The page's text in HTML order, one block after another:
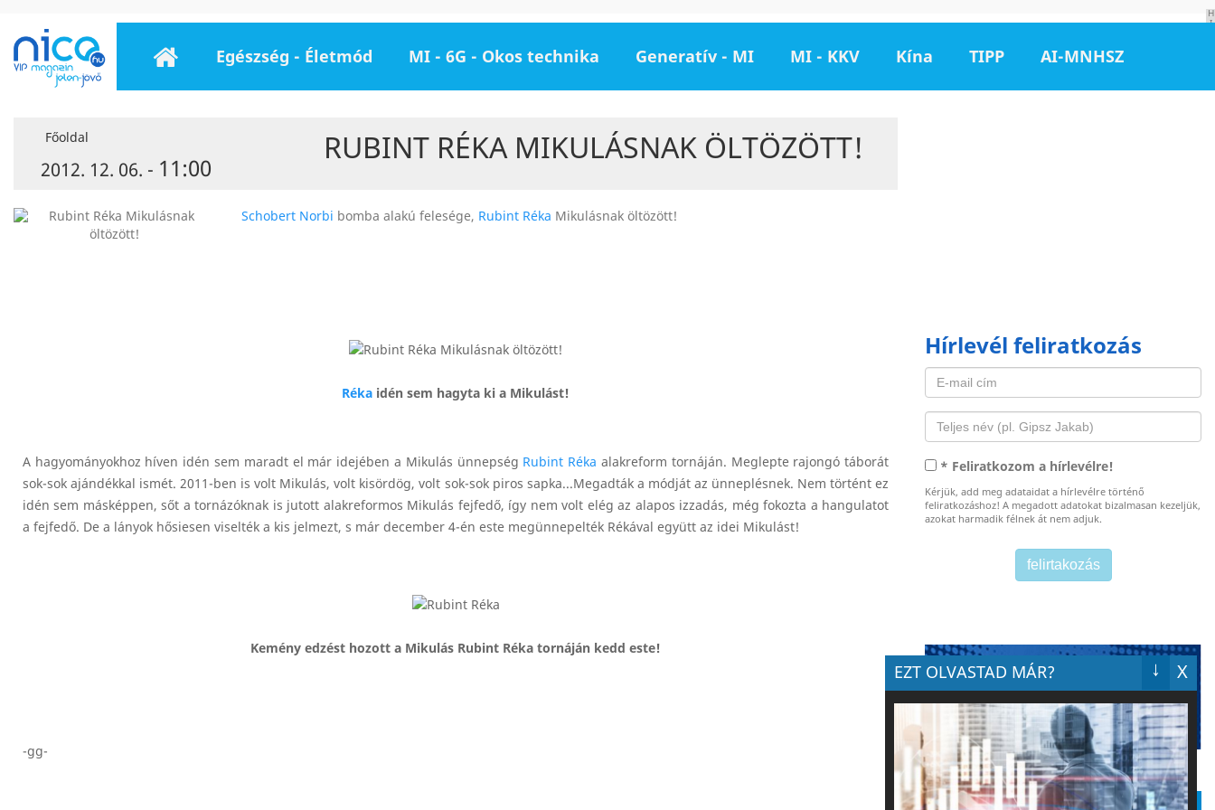
H
I
Egészség - Életmód MI - 6G - Okos technika Generatív - MI MI - KKV Kína TIPP AI-MNHSZ
Főoldal
2012. 12. 06. - 11:00 RUBINT RÉKA MIKULÁSNAK ÖLTÖZÖTT!
Schobert Norbi bomba alakú felesége, Rubint Réka Mikulásnak öltözött!
Réka idén sem hagyta ki a Mikulást!
A hagyományokhoz híven idén sem maradt el már idejében a Mikulás ünnepség Rubint Réka alakreform tornáján. Meglepte rajongó táborát
sok-sok ajándékkal ismét. 2011-ben is volt Mikulás, volt kisördög, volt sok-sok piros sapka...Megadták a módját az ünneplésnek. Nem történt ez
idén sem másképpen, sőt a tornázóknak is jutott alakreformos Mikulás fejfedő, így nem volt elég az alapos izzadás, még fokozta a hangulatot
a fejfedő. De a lányok hősiesen viselték a kis jelmezt, s már december 4-én este megünnepelték Rékával együtt az idei Mikulást!
Kemény edzést hozott a Mikulás Rubint Réka tornáján kedd este!
-gg-
Hírlevél feliratkozás
* Feliratkozom a hírlevélre!
Kérjük, add meg adataidat a hírlevélre történő
feliratkozáshoz! A megadott adatokat bizalmasan kezeljük,
azokat harmadik félnek át nem adjuk.
EZT OLVASTAD MÁR? X
↓